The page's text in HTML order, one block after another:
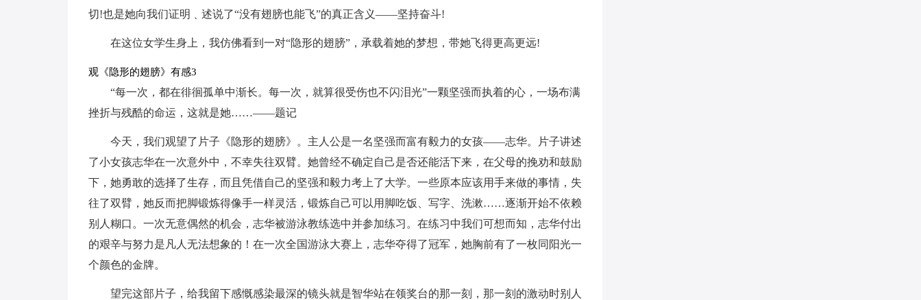
切!也是她向我们证明﹑述说了“没有翅膀也能飞”的真正含义——坚持奋斗!
在这位女学生身上，我仿佛看到一对“隐形的翅膀”，承载着她的梦想，带她飞得更高更远!
观《隐形的翅膀》有感3
“每一次，都在徘徊孤单中渐长。每一次，就算很受伤也不闪泪光”一颗坚强而执着的心，一场布满
挫折与残酷的命运，这就是她……——题记
今天，我们观望了片子《隐形的翅膀》。主人公是一名坚强而富有毅力的女孩——志华。片子讲述
了小女孩志华在一次意外中，不幸失往双臂。她曾经不确定自己是否还能活下来，在父母的挽劝和鼓励
下，她勇敢的选择了生存，而且凭借自己的坚强和毅力考上了大学。一些原本应该用手来做的事情，失
往了双臂，她反而把脚锻炼得像手一样灵活，锻炼自己可以用脚吃饭、写字、洗漱……逐渐开始不依赖
别人糊口。一次无意偶然的机会，志华被游泳教练选中并参加练习。在练习中我们可想而知，志华付出
的艰辛与努力是凡人无法想象的！在一次全国游泳大赛上，志华夺得了冠军，她胸前有了一枚同阳光一
个颜色的金牌。
望完这部片子，给我留下感慨感染最深的镜头就是智华站在领奖台的那一刻，那一刻的激动时别人